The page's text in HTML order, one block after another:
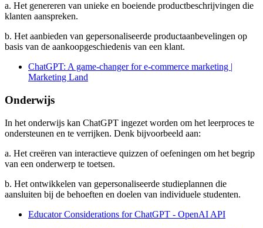
a. Het genereren van unieke en boeiende productbeschrijvingen die
klanten aanspreken.
b. Het aanbieden van gepersonaliseerde productaanbevelingen op
basis van de aankoopgeschiedenis van een klant.
ChatGPT: A game-changer for e-commerce marketing |
Marketing Land
Onderwijs
In het onderwijs kan ChatGPT ingezet worden om het leerproces te
ondersteunen en te verrijken. Denk bijvoorbeeld aan:
a. Het creëren van interactieve quizzen of oefeningen om het begrip
van een onderwerp te toetsen.
b. Het ontwikkelen van gepersonaliseerde studieplannen die
aansluiten bij de behoeften en doelen van individuele studenten.
Educator Considerations for ChatGPT - OpenAI API